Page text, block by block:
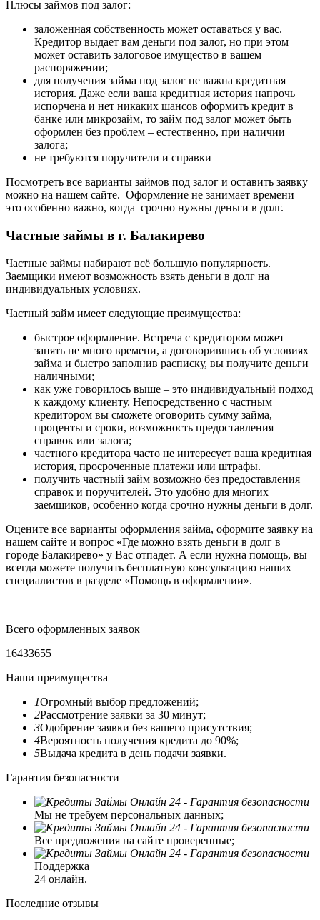
Плюсы займов под залог:
заложенная собственность может оставаться у вас.
Кредитор выдает вам деньги под залог, но при этом
может оставить залоговое имущество в вашем
распоряжении;
для получения займа под залог не важна кредитная
история. Даже если ваша кредитная история напрочь
испорчена и нет никаких шансов оформить кредит в
банке или микрозайм, то займ под залог может быть
оформлен без проблем – естественно, при наличии
залога;
не требуются поручители и справки
Посмотреть все варианты займов под залог и оставить заявку
можно на нашем сайте. Оформление не занимает времени –
это особенно важно, когда срочно нужны деньги в долг.
Частные займы в г. Балакирево
Частные займы набирают всё большую популярность.
Заемщики имеют возможность взять деньги в долг на
индивидуальных условиях.
Частный займ имеет следующие преимущества:
быстрое оформление. Встреча с кредитором может
занять не много времени, а договорившись об условиях
займа и быстро заполнив расписку, вы получите деньги
наличными;
как уже говорилось выше – это индивидуальный подход
к каждому клиенту. Непосредственно с частным
кредитором вы сможете оговорить сумму займа,
проценты и сроки, возможность предоставления
справок или залога;
частного кредитора часто не интересует ваша кредитная
история, просроченные платежи или штрафы.
получить частный займ возможно без предоставления
справок и поручителей. Это удобно для многих
заемщиков, особенно когда срочно нужны деньги в долг.
Оцените все варианты оформления займа, оформите заявку на
нашем сайте и вопрос «Где можно взять деньги в долг в
городе Балакирево» у Вас отпадет. А если нужна помощь, вы
всегда можете получить бесплатную консультацию наших
специалистов в разделе «Помощь в оформлении».
Всего оформленных заявок
16433655
Наши преимущества
1Огромный выбор предложений;
2Рассмотрение заявки за 30 минут;
3Одобрение заявки без вашего присутствия;
4Вероятность получения кредита до 90%;
5Выдача кредита в день подачи заявки.
Гарантия безопасности
Мы не требуем персональных данных;
Все предложения на сайте проверенные;
Поддержка
24 онлайн.
Последние отзывы